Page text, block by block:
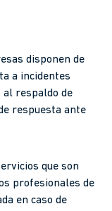
disponen de
a incidentes
al respaldo de
respuesta ante
que son
profesionales de
en caso de